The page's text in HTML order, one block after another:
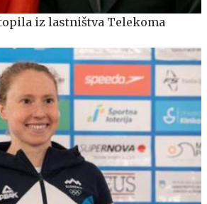
iz lastništva Telekoma